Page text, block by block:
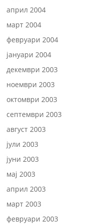
април 2004
март 2004
февруари 2004
јануари 2004
декември 2003
ноември 2003
октомври 2003
септември 2003
август 2003
јули 2003
јуни 2003
мај 2003
април 2003
март 2003
февруари 2003